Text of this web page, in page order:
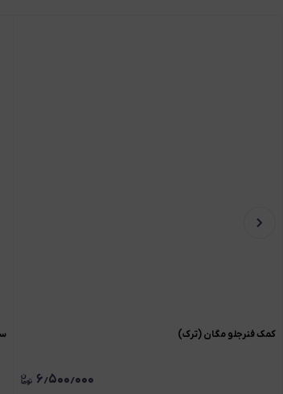
کمک فنرجلو مگان (ترک)
۶٫۵۰۰٫۰۰۰